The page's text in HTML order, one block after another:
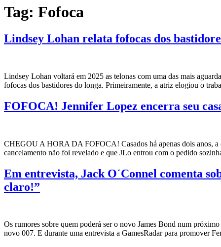
Tag: Fofoca
Lindsey Lohan relata fofocas dos
Lindsey Lohan voltará em 2025 as telonas com uma das mais
fofocas dos bastidores do longa. Primeiramente, a atriz elogiou o
FOFOCA! Jennifer Lopez encerra seu
CHEGOU A HORA DA FOFOCA! Casados há apenas dois anos,
cancelamento não foi revelado e que JLo entrou com o pedido
Em entrevista, Jack O´Connel comenta
claro!”
Os rumores sobre quem poderá ser o novo James Bond num
novo 007. E durante uma entrevista a GamesRadar para promover